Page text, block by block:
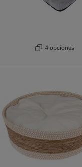
4 opciones